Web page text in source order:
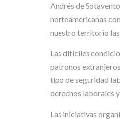
Andrés de
norteamericanas
nuestro territorio las
Las difíciles
patronos
tipo de seguridad
derechos laborales
Las iniciativas